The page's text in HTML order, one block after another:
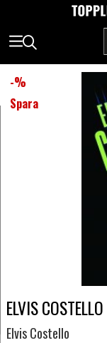
-%
Spara
ELVIS
Elvis Costello